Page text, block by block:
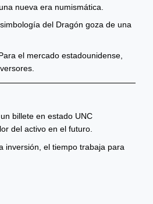
nueva era numismática.
del Dragón goza de una
el mercado estadounidense,
billete en estado UNC
del activo en el futuro.
inversión, el tiempo trabaja para